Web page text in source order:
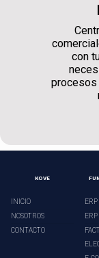
con
procesos
KOVE
INICIO
NOSOTROS
CONTACTO
ERP